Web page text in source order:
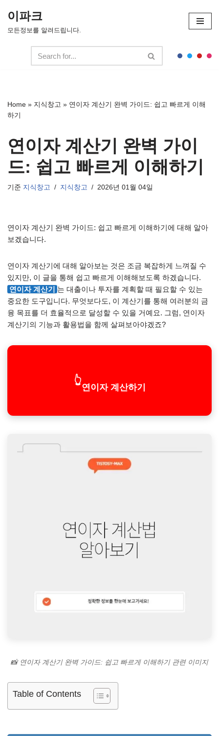
콘
기
이파크
모든정보를 알려드립니다.
Home » 지식창고 » 연이자 계산기 완벽 가이드: 쉽고 빠르게 이해
하기
연이자 계산기 완벽 가이
드: 쉽고 빠르게 이해하기
기준 지식창고 지식창고 2026년 01월 04일
연이자 계산기 완벽 가이드: 쉽고 빠르게 이해하기에 대해 알아
보겠습니다.
연이자 계산기에 대해 알아보는 것은 조금 복잡하게 느껴질 수
있지만, 이 글을 통해 쉽고 빠르게 이해해보도록 하겠습니다.
연이자 계산기 는 대출이나 투자를 계획할 때 필요할 수 있는
중요한 도구입니다. 무엇보다도, 이 계산기를 통해 여러분의 금
융 목표를 더 효율적으로 달성할 수 있을 거예요. 그럼, 연이자
계산기의 기능과 활용법을 함께 살펴보아야겠죠?
👆
연이자 계산하기
📸 연이자 계산기 완벽 가이드: 쉽고 빠르게 이해하기 관련 이미지
Table of Contents